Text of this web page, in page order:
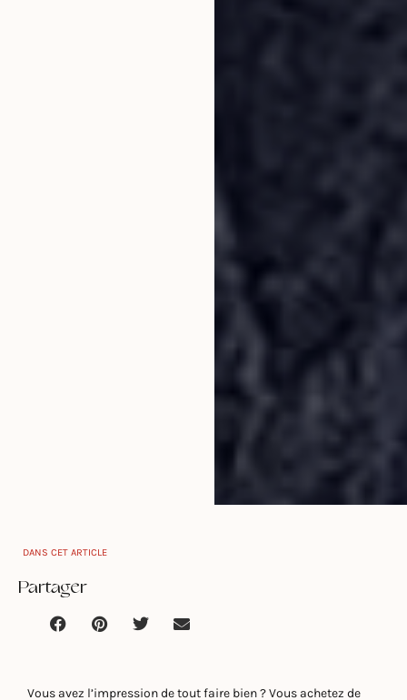
DANS CET ARTICLE
Partager
Vous avez l’impression de tout faire bien ? Vous achetez de